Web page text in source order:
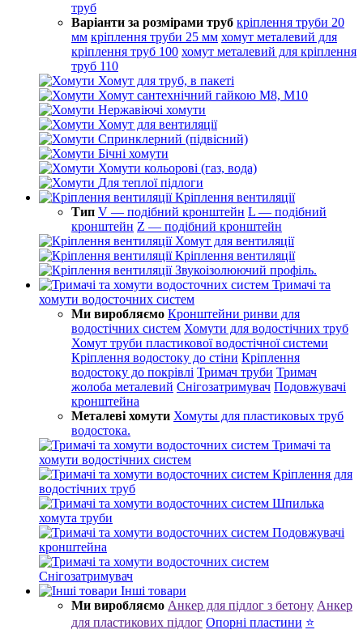
труб
Варіанти за розмірами труб кріплення труби 20
мм кріплення труби 25 мм хомут металевий для
кріплення труб 100 хомут металевий для кріплення
труб 110
Хомут для труб, в пакеті
Хомут сантехнічний гайкою М8, М10
Нержавіючі хомути
Хомут для вентиляції
Спринклерний (підвісний)
Бічні хомути
Хомути кольорові (газ, вода)
Для теплої підлоги
Кріплення вентиляції
Тип V — подібний кронштейн L — подібний
кронштейн Z — подібний кронштейн
Хомут для вентиляції
Кріплення вентиляції
Звукоізолюючий профіль.
Тримачі та
хомути водосточних систем
Ми виробляємо Кронштейни ринви для
водостічних систем Хомути для водостічних труб
Хомут труби пластикової водостічної системи
Кріплення водостоку до стіни Кріплення
водостоку до покрівлі Тримач труби Тримач
жолоба металевий Снігозатримувач Подовжувачі
кронштейна
Металеві хомути Хомуты для пластиковых труб
водостока.
Тримачі та
хомути водостічних систем
Кріплення для
водостічних труб
Шпилька
хомута труби
Подовжувачі
кронштейна
Снігозатримувач
Інші товари
Ми виробляємо Анкер для підлог з бетону Анкер
для пластикових підлог Опорні пластини ⭐